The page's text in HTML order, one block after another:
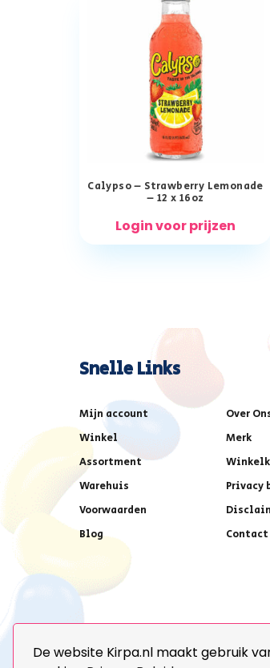
De website Kirpa.nl maakt gebruik
Calypso – Strawberry Lemonade
– 12 x 16oz
Login voor prijzen
Snelle Links
Mijn account
Over
Winkel
Merk
Assortment
Warehuis
Privacy
Voorwaarden
Blog
Contact